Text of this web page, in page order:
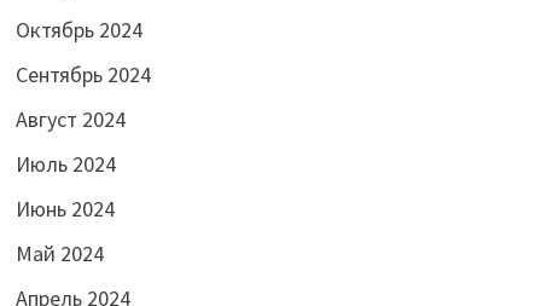
Октябрь 2024
Сентябрь 2024
Август 2024
Июль 2024
Июнь 2024
Май 2024
Апрель 2024